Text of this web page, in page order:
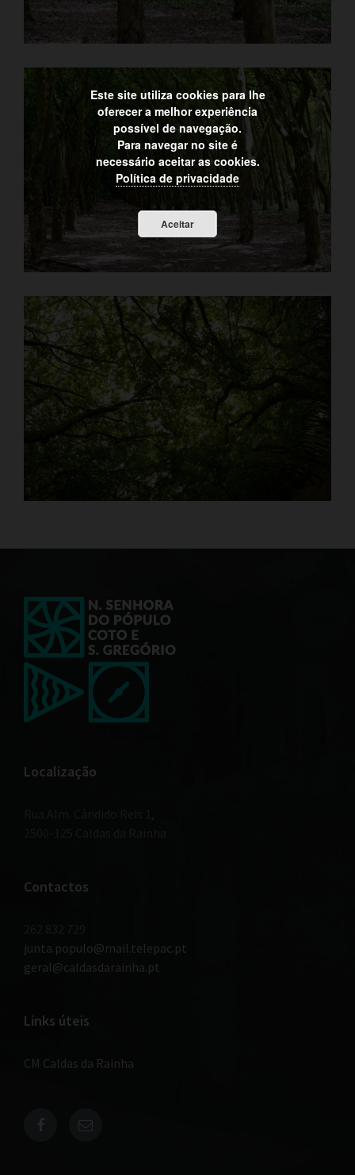
Localização
Contactos
junta.populo@mail.telepac.pt
geral@caldasdarainha.pt
Links úteis
CM Caldas da Rainha
Este site utiliza cookies para lhe
oferecer a melhor experiência
possível de navegação.
Para navegar no site é
necessário aceitar as cookies.
Política de privacidade
Aceitar